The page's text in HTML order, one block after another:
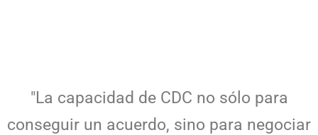
"La capacidad de CDC no sólo para
conseguir un acuerdo, sino para negociar